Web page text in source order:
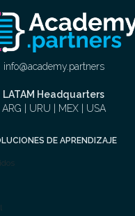
info@academy.partners
LATAM Headquarters
ARG | URU | MEX | USA
DE APRENDIZAJE